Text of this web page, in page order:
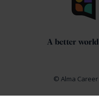
A better
© Alma